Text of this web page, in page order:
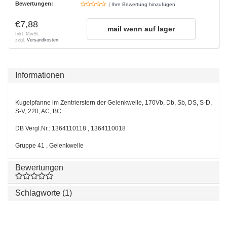
Bewertungen:
| Ihre Bewertung hinzufügen
€7,88
Inkl. MwSt.
zzgl. Versandkosten
mail wenn auf lager
Informationen
Kugelpfanne im Zentrierstern der Gelenkwelle, 170Vb, Db, Sb, DS, S-D,
S-V, 220, AC, BC
DB Vergl.Nr.: 1364110118 , 1364110018
Gruppe 41 , Gelenkwelle
Bewertungen
Schlagworte (1)